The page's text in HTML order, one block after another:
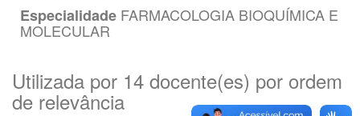
Especialidade FARMACOLOGIA BIOQUÍMICA E
MOLECULAR
Utilizada por 14 docente(es) por ordem
de relevância